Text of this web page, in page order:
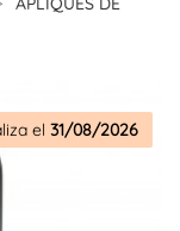
el 31/08/2026